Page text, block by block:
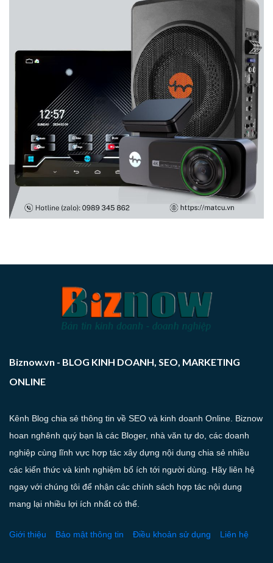
Biznow.vn - BLOG KINH DOANH, SEO, MARKETING
ONLINE
Kênh Blog chia sẻ thông tin về SEO và kinh doanh Online. Biznow
hoan nghênh quý bạn là các Bloger, nhà văn tự do, các doanh
nghiệp cùng lĩnh vực hợp tác xây dựng nội dung chia sẻ nhiều
các kiến thức và kinh nghiệm bổ ích tới người dùng. Hãy liên hệ
ngay với chúng tôi để nhận các chính sách hợp tác nội dung
mang lại nhiều lợi ích nhất có thể.
Giới thiệu Bảo mật thông tin Điều khoản sử dụng Liên hệ